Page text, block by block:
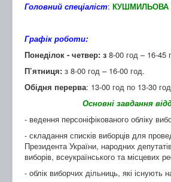
Головний спеціаліст: КУШМИЛЬОВА
Графік роботи:
Понеділок - четвер: з 8-00 год – 16-45
П’ятниця: з 8-00 год – 16-00 год.
Обідня перерва: 13-00 год по 13-30
Основні завдання
- ведення персоніфікованого обліку
- складання списків виборців для
Президента України, народних
виборів, всеукраїнського та місцевих
- облік виборчих дільниць, які існують